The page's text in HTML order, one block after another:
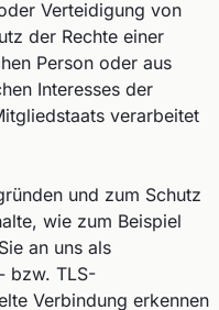
Verteidigung von
der Rechte einer
Person oder aus
Interesses der
verarbeitet
und zum Schutz
wie zum Beispiel
an uns als
bzw. TLS-
Verbindung erkennen